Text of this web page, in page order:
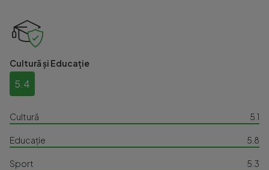
Cultură și Educație
5.4
Cultură 5.1
Educație 5.8
Sport 5.3